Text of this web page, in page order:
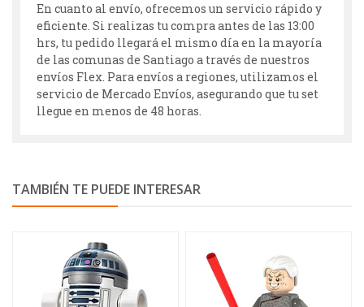
En cuanto al envío, ofrecemos un servicio rápido y
eficiente. Si realizas tu compra antes de las 13:00
hrs, tu pedido llegará el mismo día en la mayoría
de las comunas de Santiago a través de nuestros
envíos Flex. Para envíos a regiones, utilizamos el
servicio de Mercado Envíos, asegurando que tu set
llegue en menos de 48 horas.
TAMBIÉN TE PUEDE INTERESAR